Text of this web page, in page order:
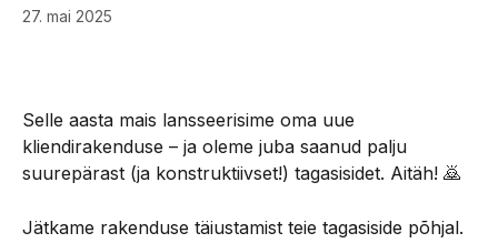
27. mai 2025
Selle aasta mais lansseerisime oma uue
kliendirakenduse – ja oleme juba saanud palju
suurepärast (ja konstruktiivset!) tagasisidet. Aitäh! 🙇
Jätkame rakenduse täiustamist teie tagasiside põhjal.